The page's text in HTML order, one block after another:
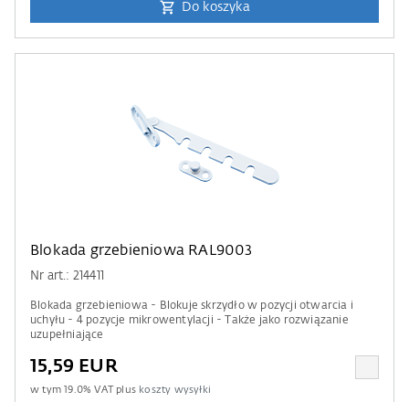
Do koszyka
Blokada grzebieniowa RAL9003
Nr art.: 214411
Blokada grzebieniowa - Blokuje skrzydło w pozycji otwarcia i
uchyłu - 4 pozycje mikrowentylacji - Także jako rozwiązanie
uzupełniające
15,59 EUR
w tym19.0% VAT plus koszty wysyłki